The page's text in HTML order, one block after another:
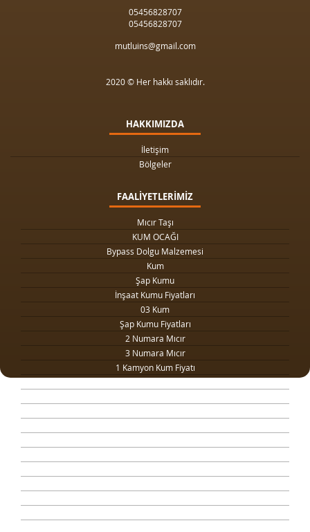
05456828707
05456828707
mutluins@gmail.com
2020 © Her hakkı saklıdır.
HAKKIMIZDA
İletişim
Bölgeler
FAALİYETLERİMİZ
Mıcır Taşı
KUM OCAĞI
Bypass Dolgu Malzemesi
Kum
Şap Kumu
İnşaat Kumu Fiyatları
03 Kum
Şap Kumu Fiyatları
2 Numara Mıcır
3 Numara Mıcır
1 Kamyon Kum Fiyatı